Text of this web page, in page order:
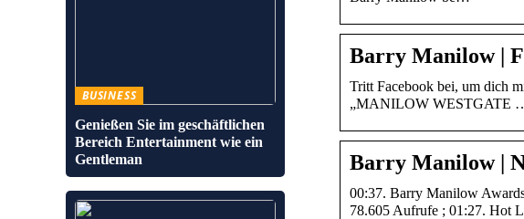
Barry Manilow |
Tritt Facebook bei, um dich
„MANILOW WESTGATE
Barry Manilow |
00:37. Barry Manilow
78.605 Aufrufe ; 01:27. Hot
BUSINESS
Genießen Sie im geschäftlichen
Bereich Entertainment wie ein
Gentleman